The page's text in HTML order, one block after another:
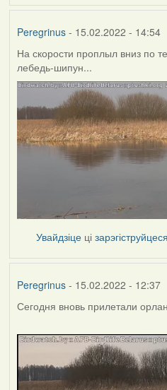
Peregrinus- 15.02.2022 - 14:54
На скорости проплыл вниз по
лебедь-шипун...
Увайдзіце цізарэгіструйцеся
Peregrinus- 15.02.2022 - 12:37
Сегодня вновь прилетали